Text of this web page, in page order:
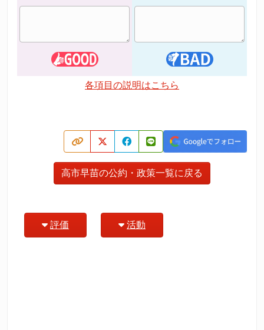
各項目の説明はこちら
高市早苗の公約・政策一覧に戻る
評価 活動